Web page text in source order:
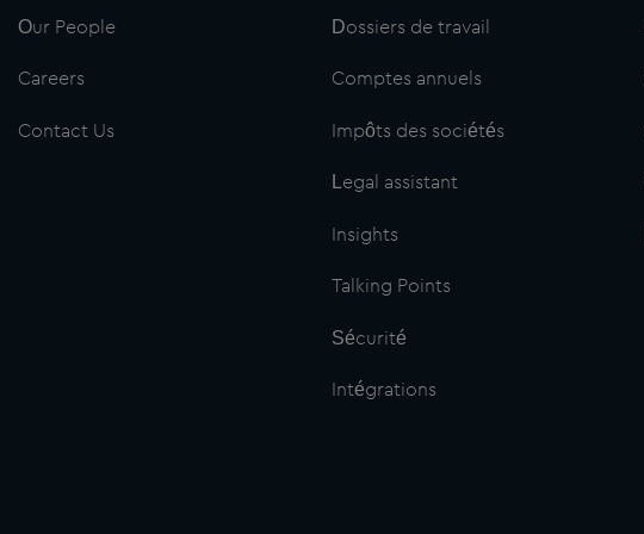
Our People
Careers
Contact Us
Dossiers de travail
Comptes annuels
Impôts des sociétés
Legal assistant
Insights
Talking Points
Sécurité
Intégrations